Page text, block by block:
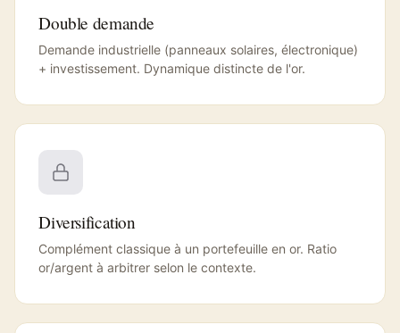
Double demande
Demande industrielle (panneaux solaires, électronique)
+ investissement. Dynamique distincte de l'or.
Diversification
Complément classique à un portefeuille en or. Ratio
or/argent à arbitrer selon le contexte.